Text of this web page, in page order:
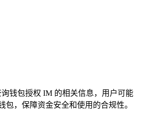
钱包授权 IM 的相关信息，用户可能
，保障资金安全和使用的合规性。